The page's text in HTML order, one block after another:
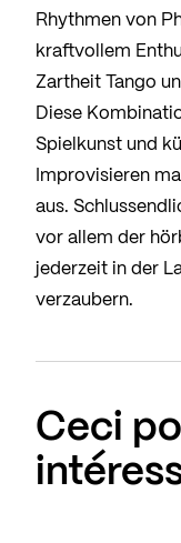
Rhythmen von
kraftvollem
Zartheit Tango
Diese
Spielkunst und
Improvisieren
aus.
vor allem der
jederzeit in der
verzaubern.
Ceci